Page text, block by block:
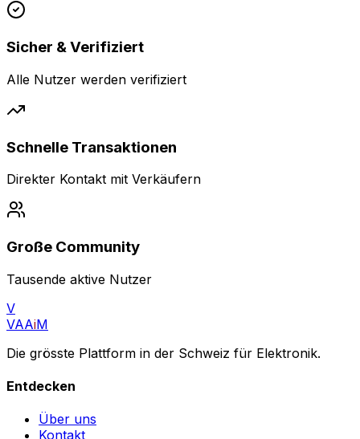
Sicher & Verifiziert
Alle Nutzer werden verifiziert
Schnelle Transaktionen
Direkter Kontakt mit Verkäufern
Große Community
Tausende aktive Nutzer
V
VAAiM
Die grösste Plattform in der Schweiz für Elektronik.
Entdecken
Über uns
Kontakt